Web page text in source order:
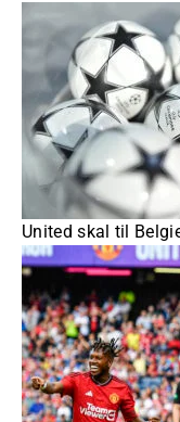
United skal til